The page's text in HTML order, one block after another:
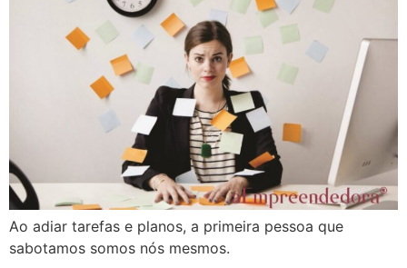
Ao adiar tarefas e planos, a primeira pessoa que
sabotamos somos nós mesmos.